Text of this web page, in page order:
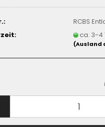
RCBS
ca. 3-4
(Ausland